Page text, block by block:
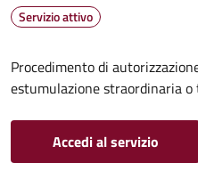
Servizio attivo
Procedimento di
estumulazione straordinaria o
Accedi al servizio